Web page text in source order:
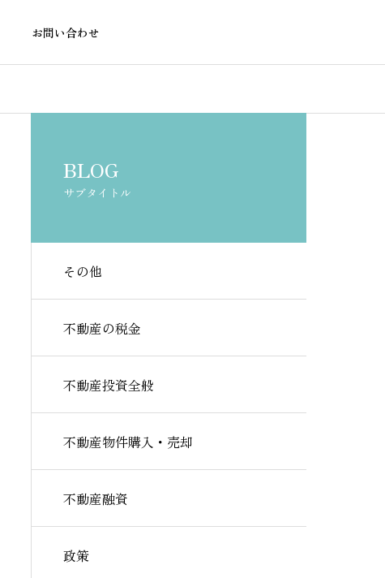
お問い合わせ
不動産投資のキャッシュフロ
トで無料で始めよう
一棟マンショ
BLOG
サブタイトル
その他
不動産の税金
不動産投資全般
不動産物件購入・売却
不動産融資
政策